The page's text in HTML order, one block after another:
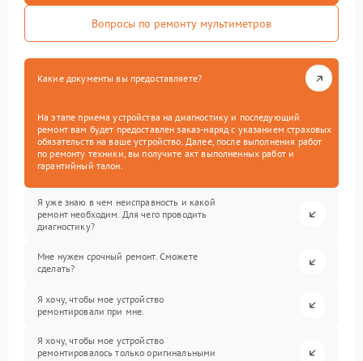
Вопросы по ремонту мультиметров
Какие документы вы предоставляете?
На этапе приема устройства на диагностику и последующий
ремонт вам будет предоставлен заказ-наряд с указанием страховых
обязательств на ваше устройство. Далее, после выполнения работ
по ремонту техники, вы получите акт выполненных работ и
гарантийный талон.
Я уже знаю в чем неисправность и какой
ремонт необходим. Для чего проводить
диагностику?
Мне нужен срочный ремонт. Сможете
сделать?
Я хочу, чтобы мое устройство
ремонтировали при мне.
Я хочу, чтобы мое устройство
ремонтировалось только оригинальными